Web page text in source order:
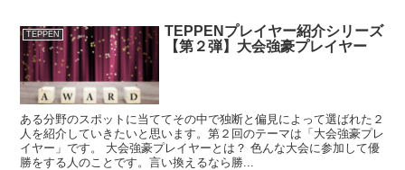
TEPPEN
TEPPENプレイヤー紹介シリーズ
【第２弾】大会強豪プレイヤー
ある分野のスポットに当ててその中で独断と偏見によって選ばれた２
人を紹介していきたいと思います。第２回のテーマは「大会強豪プレ
イヤー」です。 大会強豪プレイヤーとは？ 色んな大会に参加して優
勝をする人のことです。言い換えるなら勝...